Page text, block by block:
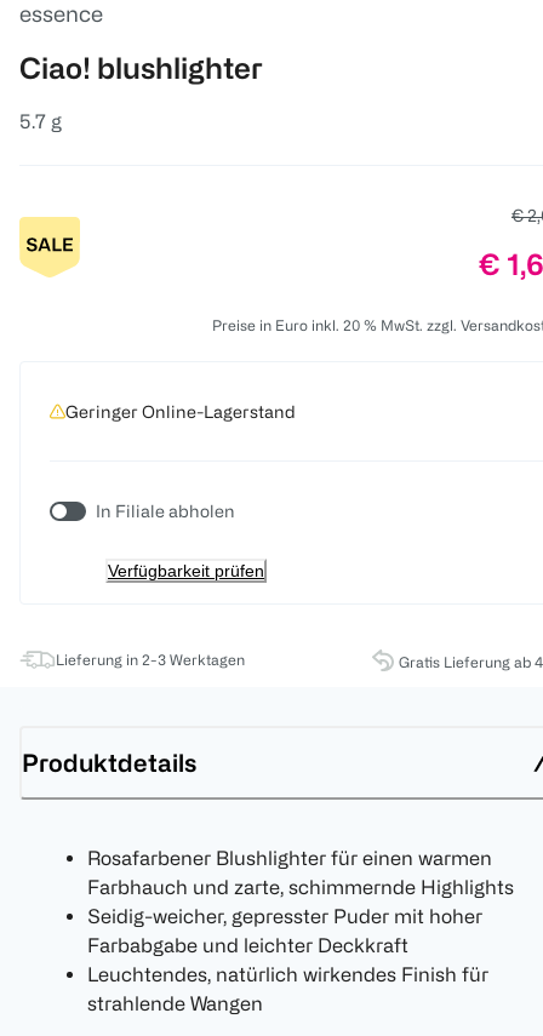
essence
Ciao! blushlighter
5.7 g
€
€
Preise in Euro inkl. 20 % MwSt. zzgl.
Geringer Online-Lagerstand
In Filiale abholen
Verfügbarkeit prüfen
Lieferung in 2-3 Werktagen Gratis Lieferung ab
Produktdetails
Rosafarbener Blushlighter für einen warmen
Farbhauch und zarte, schimmernde Highlights
Seidig-weicher, gepresster Puder mit hoher
Farbabgabe und leichter Deckkraft
Leuchtendes, natürlich wirkendes Finish für
strahlende Wangen